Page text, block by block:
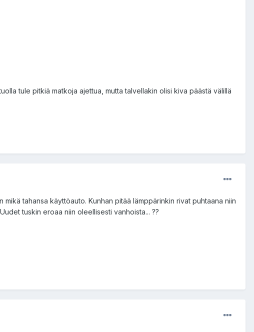
tule pitkiä matkoja ajettua, mutta talvellakin olisi kiva päästä välillä
tahansa käyttöauto. Kunhan pitää lämppärinkin rivat puhtaana niin
tuskin eroaa niin oleellisesti vanhoista... ??